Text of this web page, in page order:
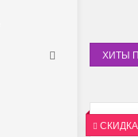
ХИТЫ
СКИДКА